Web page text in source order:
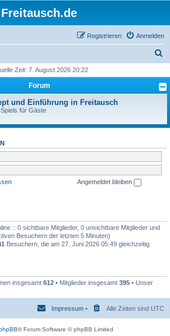
Freitausch.de
Anmelden
Registrieren
h
Zeit: 7. August 2026 20:22
Forum
und Einführung in Freitausch
für Gäste
Angemeldet bleiben
:: 0 sichtbare Mitglieder, 0 unsichtbare Mitglieder und
Besuchern der letzten 5 Minuten)
Besuchern, die am 27. Juni 2026 05:49 gleichzeitig
insgesamt 612 • Mitglieder insgesamt 395 • Unser
Alle Zeiten sind UTC
Impressum •
® Forum Software © phpBB Limited